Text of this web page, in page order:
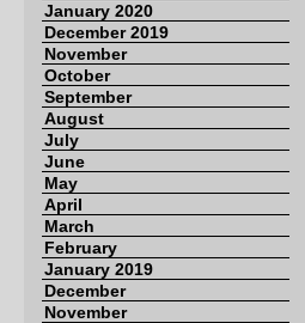
January 2020
December 2019
November
October
September
August
July
June
May
April
March
February
January 2019
December
November